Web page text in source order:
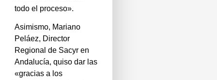
todo el proceso».
Asimismo, Mariano
Peláez, Director
Regional de Sacyr en
Andalucía, quiso dar las
«gracias a los